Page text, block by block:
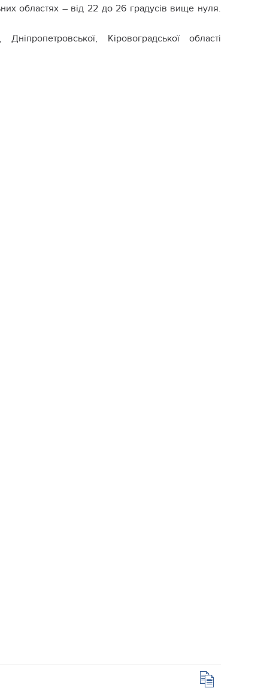
областях – від 22 до 26 градусів вище нуля.
Кіровоградської області